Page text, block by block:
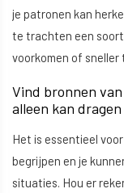
je patronen kan
te trachten een
voorkomen of sneller
Vind bronnen
alleen kan dragen
Het is essentieel
begrijpen en je
situaties. Hou er